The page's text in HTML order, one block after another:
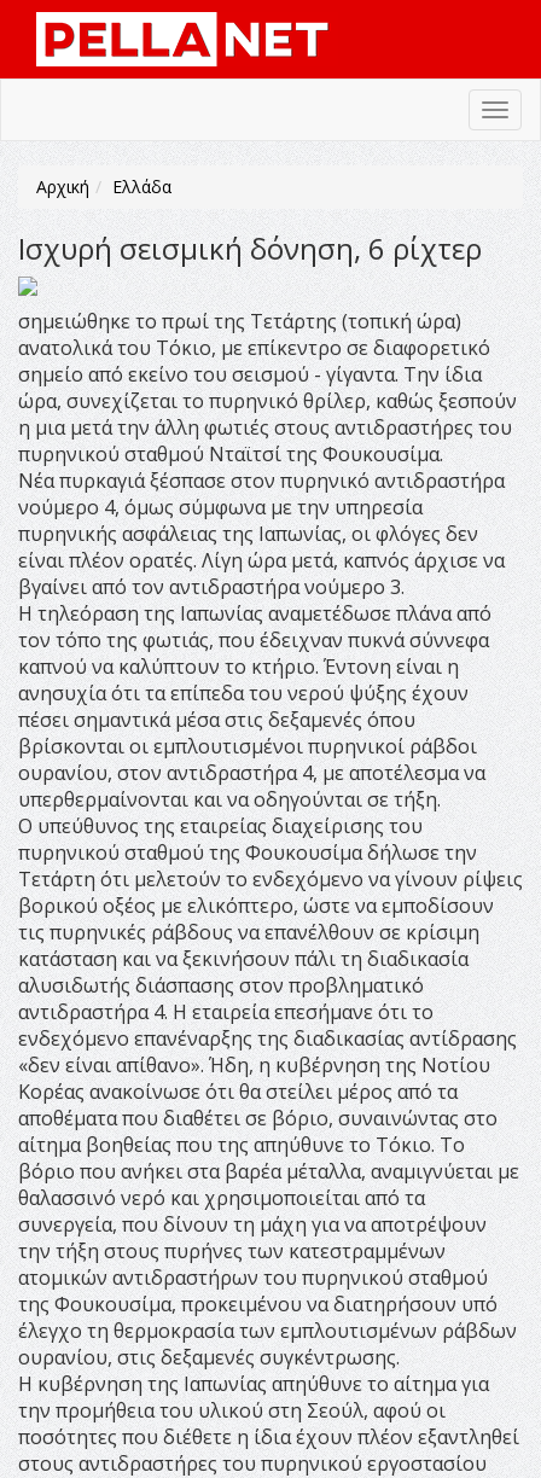
Αρχική Ελλάδα
Ισχυρή σεισμική δόνηση, 6 ρίχτερ
σημειώθηκε το πρωί της Τετάρτης (τοπική ώρα)
ανατολικά του Τόκιο, με επίκεντρο σε διαφορετικό
σημείο από εκείνο του σεισμού - γίγαντα. Την ίδια
ώρα, συνεχίζεται το πυρηνικό θρίλερ, καθώς ξεσπούν
η μια μετά την άλλη φωτιές στους αντιδραστήρες του
πυρηνικού σταθμού Νταϊτσί της Φουκουσίμα.
Νέα πυρκαγιά ξέσπασε στον πυρηνικό αντιδραστήρα
νούμερο 4, όμως σύμφωνα με την υπηρεσία
πυρηνικής ασφάλειας της Ιαπωνίας, οι φλόγες δεν
είναι πλέον ορατές. Λίγη ώρα μετά, καπνός άρχισε να
βγαίνει από τον αντιδραστήρα νούμερο 3.
Η τηλεόραση της Ιαπωνίας αναμετέδωσε πλάνα από
τον τόπο της φωτιάς, που έδειχναν πυκνά σύννεφα
καπνού να καλύπτουν το κτήριο. Έντονη είναι η
ανησυχία ότι τα επίπεδα του νερού ψύξης έχουν
πέσει σημαντικά μέσα στις δεξαμενές όπου
βρίσκονται οι εμπλουτισμένοι πυρηνικοί ράβδοι
ουρανίου, στον αντιδραστήρα 4, με αποτέλεσμα να
υπερθερμαίνονται και να οδηγούνται σε τήξη.
Ο υπεύθυνος της εταιρείας διαχείρισης του
πυρηνικού σταθμού της Φουκουσίμα δήλωσε την
Τετάρτη ότι μελετούν το ενδεχόμενο να γίνουν ρίψεις
βορικού οξέος με ελικόπτερο, ώστε να εμποδίσουν
τις πυρηνικές ράβδους να επανέλθουν σε κρίσιμη
κατάσταση και να ξεκινήσουν πάλι τη διαδικασία
αλυσιδωτής διάσπασης στον προβληματικό
αντιδραστήρα 4. Η εταιρεία επεσήμανε ότι το
ενδεχόμενο επανέναρξης της διαδικασίας αντίδρασης
«δεν είναι απίθανο». Ήδη, η κυβέρνηση της Νοτίου
Κορέας ανακοίνωσε ότι θα στείλει μέρος από τα
αποθέματα που διαθέτει σε βόριο, συναινώντας στο
αίτημα βοηθείας που της απηύθυνε το Τόκιο. Το
βόριο που ανήκει στα βαρέα μέταλλα, αναμιγνύεται με
θαλασσινό νερό και χρησιμοποιείται από τα
συνεργεία, που δίνουν τη μάχη για να αποτρέψουν
την τήξη στους πυρήνες των κατεστραμμένων
ατομικών αντιδραστήρων του πυρηνικού σταθμού
της Φουκουσίμα, προκειμένου να διατηρήσουν υπό
έλεγχο τη θερμοκρασία των εμπλουτισμένων ράβδων
ουρανίου, στις δεξαμενές συγκέντρωσης.
Η κυβέρνηση της Ιαπωνίας απηύθυνε το αίτημα για
την προμήθεια του υλικού στη Σεούλ, αφού οι
ποσότητες που διέθετε η ίδια έχουν πλέον εξαντληθεί
στους αντιδραστήρες του πυρηνικού εργοστασίου